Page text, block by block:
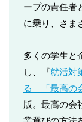
ープの責任者
に乗り、さま
多くの学生と
し、『就活対
る 「最高の
版。最高の会